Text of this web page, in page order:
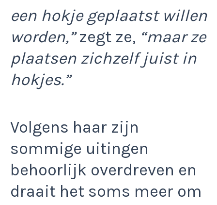
een hokje geplaatst willen
worden,”zegt ze, “maar ze
plaatsen zichzelf juist in
hokjes.”
Volgens haar zijn
sommige uitingen
behoorlijk overdreven en
draait het soms meer om